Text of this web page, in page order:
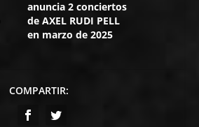
anuncia 2 conciertos
de AXEL RUDI PELL
en marzo de 2025
COMPARTIR: